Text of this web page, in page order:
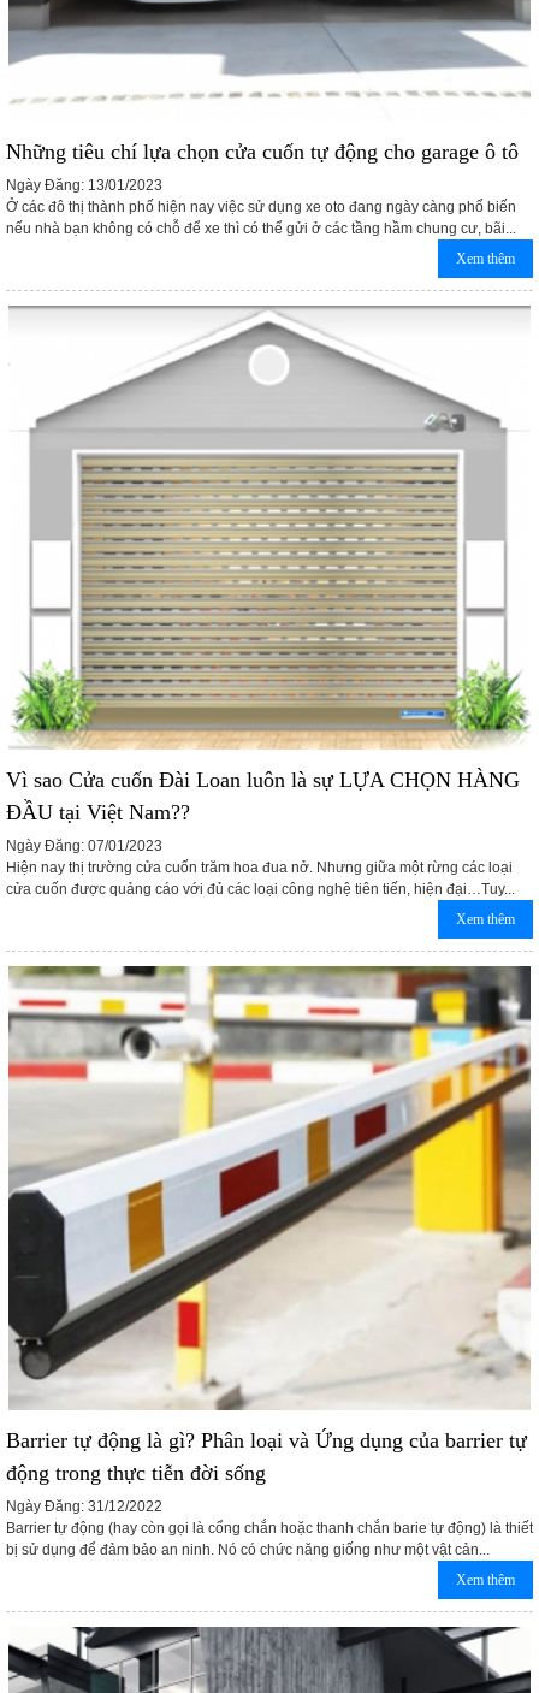
Những tiêu chí lựa chọn cửa cuốn tự động cho garage ô tô
Ngày Đăng: 13/01/2023
Ở các đô thị thành phố hiện nay việc sử dụng xe oto đang ngày càng phổ biến
nếu nhà bạn không có chỗ để xe thì có thể gửi ở các tầng hầm chung cư, bãi...
Xem thêm
Vì sao Cửa cuốn Đài Loan luôn là sự LỰA CHỌN HÀNG
ĐẦU tại Việt Nam??
Ngày Đăng: 07/01/2023
Hiện nay thị trường cửa cuốn trăm hoa đua nở. Nhưng giữa một rừng các loại
cửa cuốn được quảng cáo với đủ các loại công nghệ tiên tiến, hiện đại…Tuy...
Xem thêm
Barrier tự động là gì? Phân loại và Ứng dụng của barrier tự
động trong thực tiễn đời sống
Ngày Đăng: 31/12/2022
Barrier tự động (hay còn gọi là cổng chắn hoặc thanh chắn barie tự động) là thiết
bị sử dụng để đảm bảo an ninh. Nó có chức năng giống như một vật cản...
Xem thêm